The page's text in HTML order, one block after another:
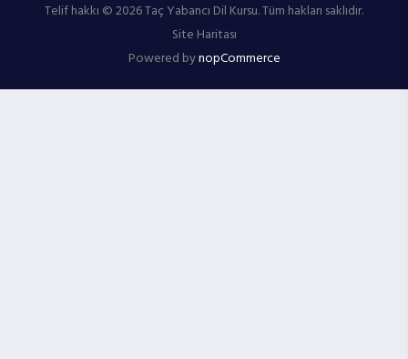
Telif hakkı © 2026 Taç Yabancı Dil Kursu. Tüm hakları saklıdır.
Site Haritası
Powered bynopCommerce